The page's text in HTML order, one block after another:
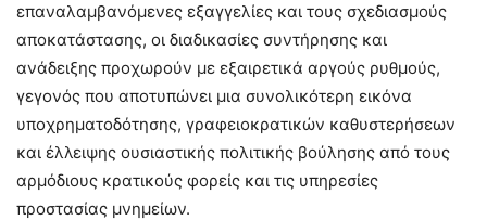
επαναλαμβανόμενες εξαγγελίες και τους σχεδιασμούς
αποκατάστασης, οι διαδικασίες συντήρησης και
ανάδειξης προχωρούν με εξαιρετικά αργούς ρυθμούς,
γεγονός που αποτυπώνει μια συνολικότερη εικόνα
υποχρηματοδότησης, γραφειοκρατικών καθυστερήσεων
και έλλειψης ουσιαστικής πολιτικής βούλησης από τους
αρμόδιους κρατικούς φορείς και τις υπηρεσίες
προστασίας μνημείων.